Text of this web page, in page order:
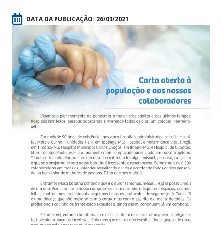
DATA DA PUBLICAÇÃO: 26/03/2021